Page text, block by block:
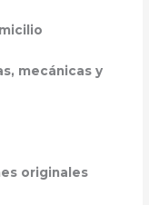
mecánicas y
originales